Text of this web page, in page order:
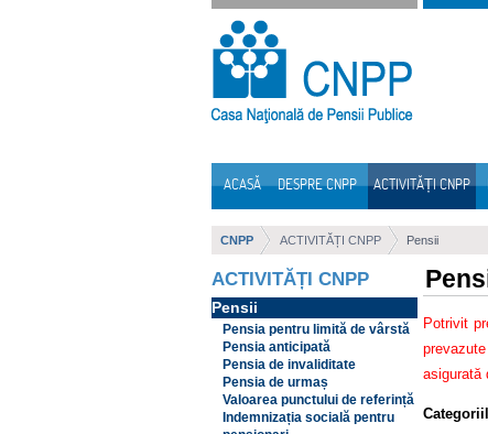
Sari la continut
ACASĂ DESPRE CNPP ACTIVITĂȚI CNPP
CNPP ACTIVITĂȚI CNPP Pensii
ACTIVITĂȚI CNPP
Pensii
Pensia pentru limită de vârstă
Pensia anticipată
Pensia de invaliditate
Pensia de urmaș
Valoarea punctului de referință
Indemnizația socială pentru
Potrivit
asigurată